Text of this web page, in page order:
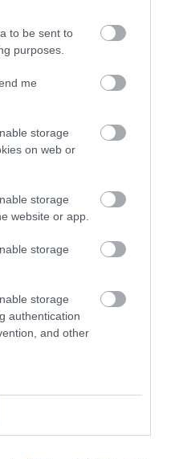
to be sent to
purposes.
me
storage
on web or
storage
website or app.
storage
storage
authentication
and other